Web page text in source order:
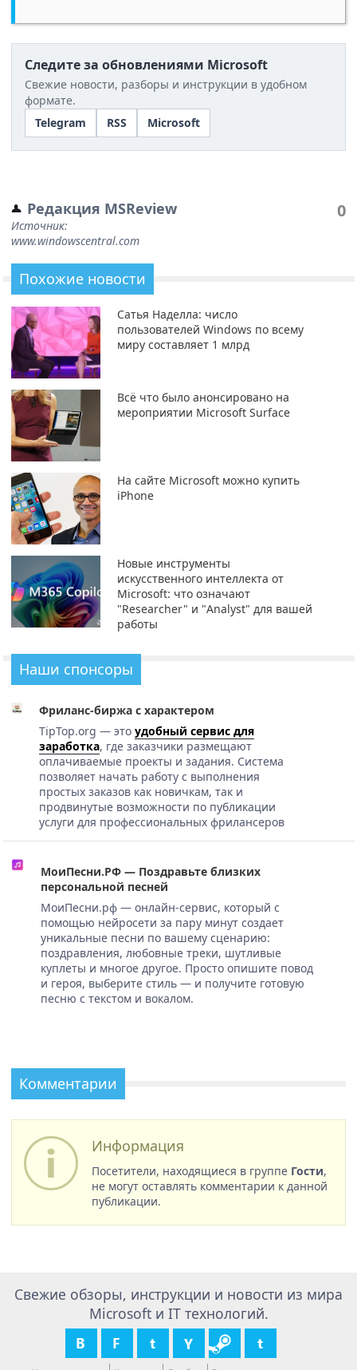
Следите за обновлениями Microsoft
Свежие новости, разборы и инструкции в удобном
формате.
Telegram
RSS Microsoft
Редакция MSReview
Источник:
www.windowscentral.com
0
Похожие новости
Сатья Наделла: число
пользователей Windows по всему
миру составляет 1 млрд
Всё что было анонсировано на
мероприятии Microsoft Surface
На сайте Microsoft можно купить
iPhone
Новые инструменты
искусственного интеллекта от
Microsoft: что означают
"Researcher" и "Analyst" для вашей
работы
Наши спонсоры
Фриланс-биржа с характером
TipTop.org — это удобный сервис для
заработка, где заказчики размещают
оплачиваемые проекты и задания. Система
позволяет начать работу с выполнения
простых заказов как новичкам, так и
продвинутые возможности по публикации
услуги для профессиональных фрилансеров
МоиПесни.РФ — Поздравьте близких
персональной песней
МоиПесни.рф — онлайн-сервис, который с
помощью нейросети за пару минут создает
уникальные песни по вашему сценарию:
поздравления, любовные треки, шутливые
куплеты и многое другое. Просто опишите повод
и героя, выберите стиль — и получите готовую
песню с текстом и вокалом.
Комментарии
Информация
Посетители, находящиеся в группе Гости,
не могут оставлять комментарии к данной
публикации.
Свежие обзоры, инструкции и новости из мира
Microsoft и IT технологий.